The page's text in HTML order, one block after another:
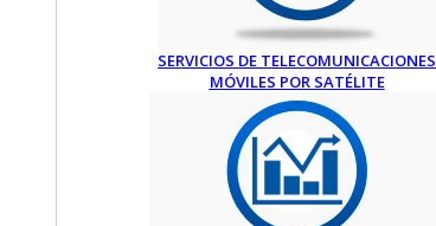
SERVICIOS DE TELECOMUNICACIONES
MÓVILES POR SATÉLITE